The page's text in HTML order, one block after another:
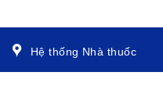
Hệ thống Nhà thuốc